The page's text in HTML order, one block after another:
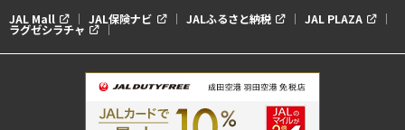
JAL Mall JAL保険ナビ JALふるさと納税 JAL PLAZA
ラグゼシラチャ